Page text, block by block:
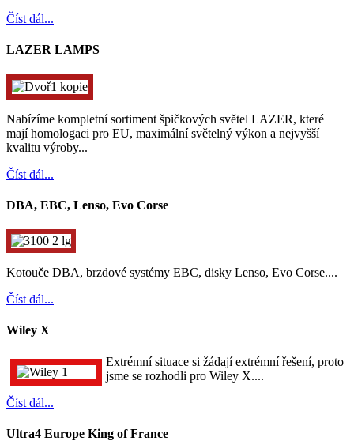
Číst dál...
LAZER LAMPS
Nabízíme kompletní sortiment špičkových světel LAZER, které
mají homologaci pro EU, maximální světelný výkon a nejvyšší
kvalitu výroby...
Číst dál...
DBA, EBC, Lenso, Evo Corse
Kotouče DBA, brzdové systémy EBC, disky Lenso, Evo Corse....
Číst dál...
Wiley X
Extrémní situace si žádají extrémní řešení, proto
jsme se rozhodli pro Wiley X....
Číst dál...
Ultra4 Europe King of France